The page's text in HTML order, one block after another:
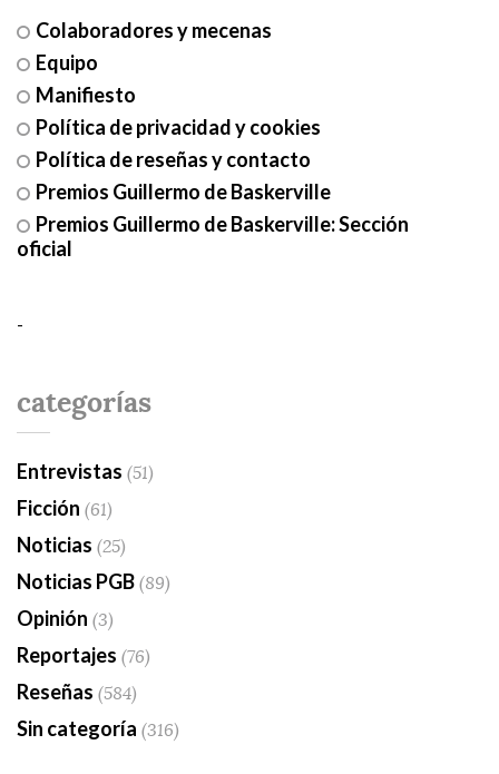
Colaboradores y mecenas
Equipo
Manifiesto
Política de privacidad y cookies
Política de reseñas y contacto
Premios Guillermo de Baskerville
Premios Guillermo de Baskerville: Sección
oficial
-
categorías
Entrevistas (51)
Ficción (61)
Noticias (25)
Noticias PGB(89)
Opinión (3)
Reportajes (76)
Reseñas (584)
Sin categoría (316)